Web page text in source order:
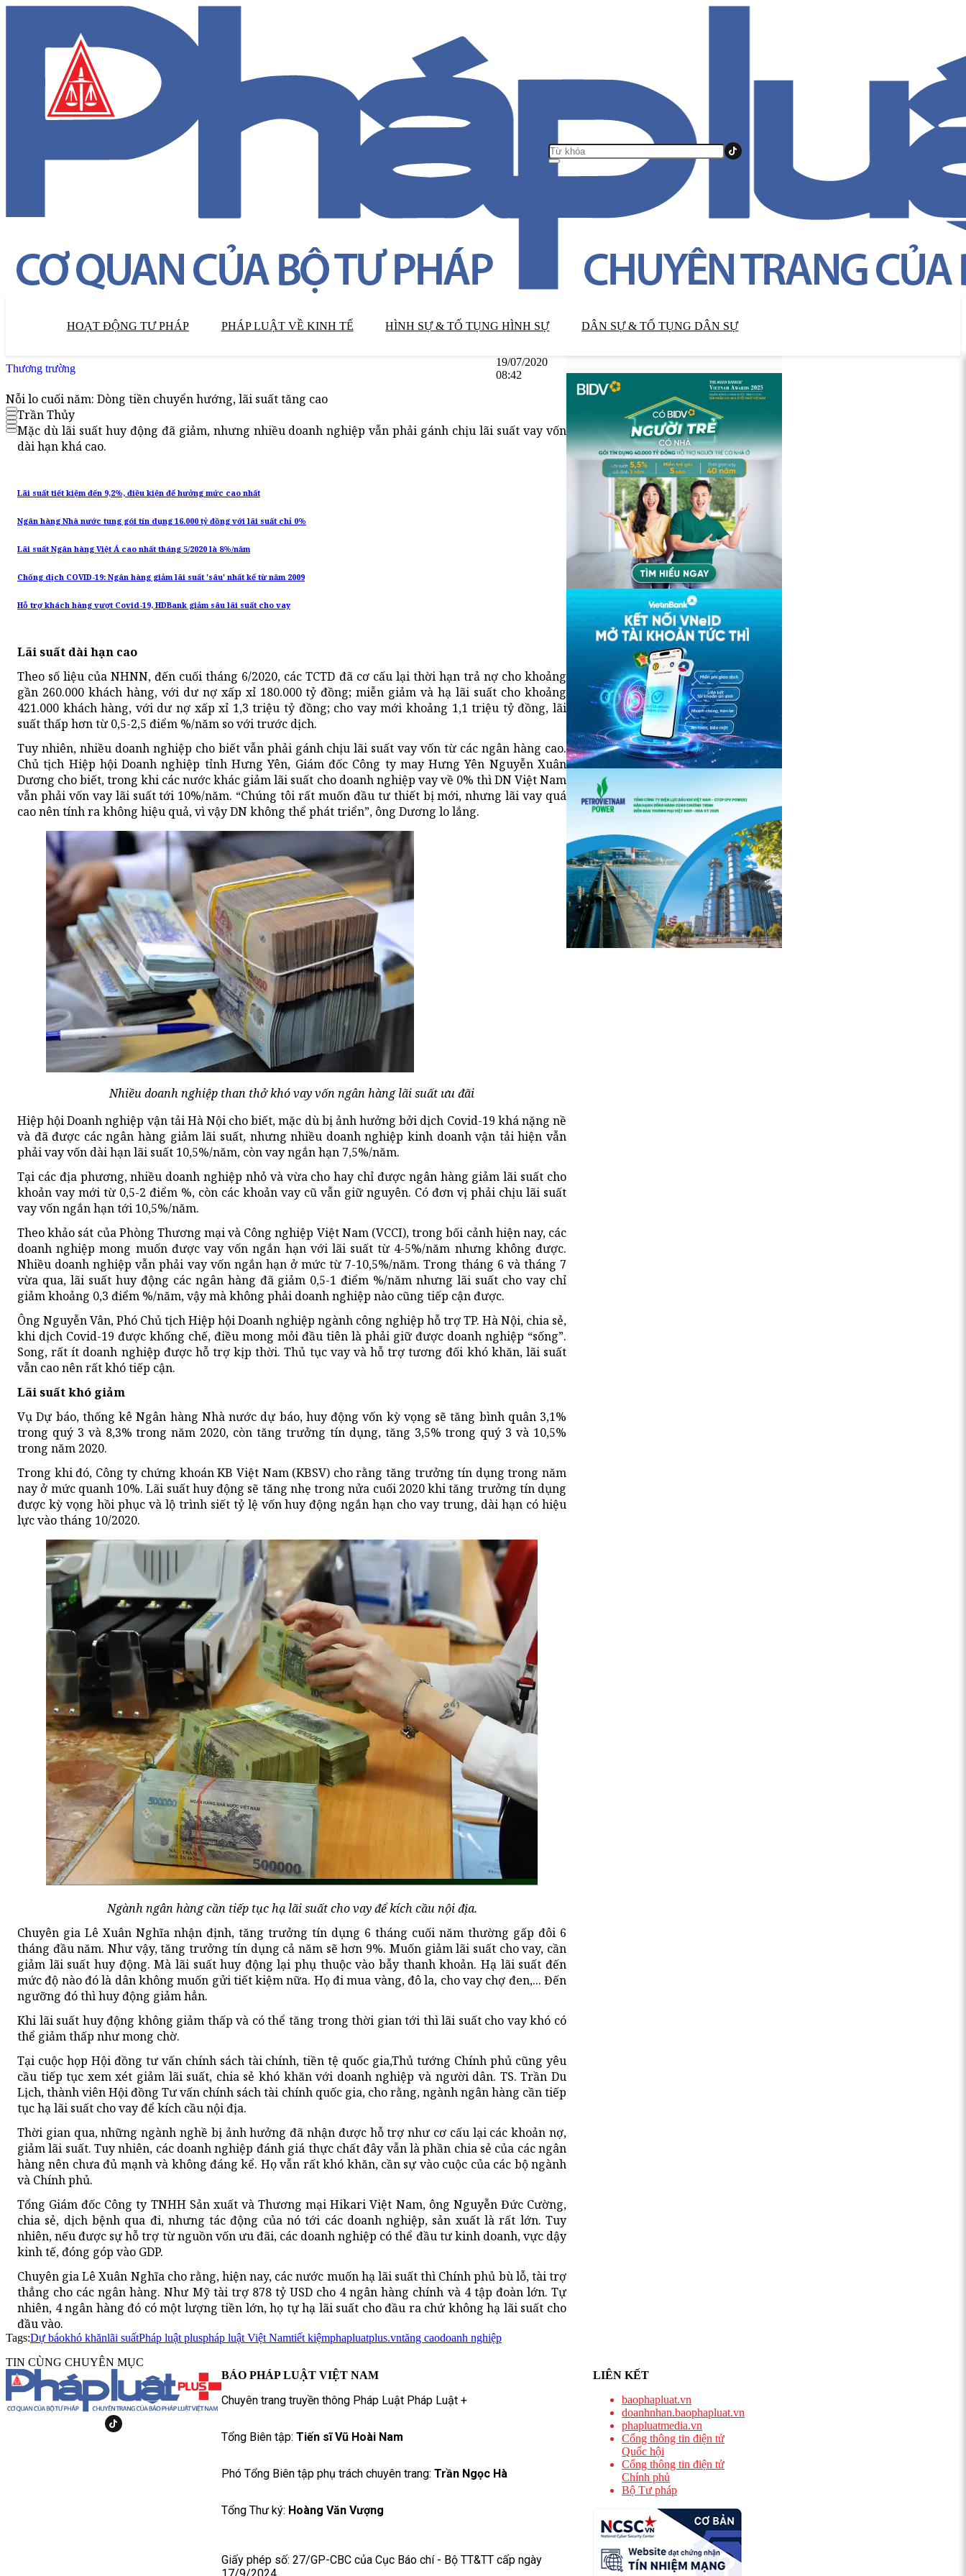
HOẠT ĐỘNG TƯ PHÁP PHÁP LUẬT VỀ KINH TẾ HÌNH SỰ & TỐ TỤNG HÌNH SỰ DÂN SỰ & TỐ TỤNG DÂN SỰ
Thương trường
19/07/2020
08:42
Nỗi lo cuối năm: Dòng tiền chuyển hướng, lãi suất tăng cao
Trần Thủy
Mặc dù lãi suất huy động đã giảm, nhưng nhiều doanh nghiệp vẫn phải gánh chịu lãi suất vay vốn
dài hạn khá cao.
Lãi suất tiết kiệm đến 9,2%, điều kiện để hưởng mức cao nhất
Ngân hàng Nhà nước tung gói tín dụng 16.000 tỷ đồng với lãi suất chỉ 0%
Lãi suất Ngân hàng Việt Á cao nhất tháng 5/2020 là 8%/năm
Chống dịch COVID-19: Ngân hàng giảm lãi suất 'sâu' nhất kể từ năm 2009
Hỗ trợ khách hàng vượt Covid-19, HDBank giảm sâu lãi suất cho vay
Lãi suất dài hạn cao
Theo số liệu của NHNN, đến cuối tháng 6/2020, các TCTD đã cơ cấu lại thời hạn trả nợ cho khoảng
gần 260.000 khách hàng, với dư nợ xấp xỉ 180.000 tỷ đồng; miễn giảm và hạ lãi suất cho khoảng
421.000 khách hàng, với dư nợ xấp xỉ 1,3 triệu tỷ đồng; cho vay mới khoảng 1,1 triệu tỷ đồng, lãi
suất thấp hơn từ 0,5-2,5 điểm %/năm so với trước dịch.
Tuy nhiên, nhiều doanh nghiệp cho biết vẫn phải gánh chịu lãi suất vay vốn từ các ngân hàng cao.
Chủ tịch Hiệp hội Doanh nghiệp tỉnh Hưng Yên, Giám đốc Công ty may Hưng Yên Nguyễn Xuân
Dương cho biết, trong khi các nước khác giảm lãi suất cho doanh nghiệp vay về 0% thì DN Việt Nam
vẫn phải vốn vay lãi suất tới 10%/năm. “Chúng tôi rất muốn đầu tư thiết bị mới, nhưng lãi vay quá
cao nên tính ra không hiệu quả, vì vậy DN không thể phát triển”, ông Dương lo lắng.
Nhiều doanh nghiệp than thở khó vay vốn ngân hàng lãi suất ưu đãi
Hiệp hội Doanh nghiệp vận tải Hà Nội cho biết, mặc dù bị ảnh hưởng bởi dịch Covid-19 khá nặng nề
và đã được các ngân hàng giảm lãi suất, nhưng nhiều doanh nghiệp kinh doanh vận tải hiện vẫn
phải vay vốn dài hạn lãi suất 10,5%/năm, còn vay ngắn hạn 7,5%/năm.
Tại các địa phương, nhiều doanh nghiệp nhỏ và vừa cho hay chỉ được ngân hàng giảm lãi suất cho
khoản vay mới từ 0,5-2 điểm %, còn các khoản vay cũ vẫn giữ nguyên. Có đơn vị phải chịu lãi suất
vay vốn ngắn hạn tới 10,5%/năm.
Theo khảo sát của Phòng Thương mại và Công nghiệp Việt Nam (VCCI), trong bối cảnh hiện nay, các
doanh nghiệp mong muốn được vay vốn ngắn hạn với lãi suất từ 4-5%/năm nhưng không được.
Nhiều doanh nghiệp vẫn phải vay vốn ngắn hạn ở mức từ 7-10,5%/năm. Trong tháng 6 và tháng 7
vừa qua, lãi suất huy động các ngân hàng đã giảm 0,5-1 điểm %/năm nhưng lãi suất cho vay chỉ
giảm khoảng 0,3 điểm %/năm, vậy mà không phải doanh nghiệp nào cũng tiếp cận được.
Ông Nguyễn Vân, Phó Chủ tịch Hiệp hội Doanh nghiệp ngành công nghiệp hỗ trợ TP. Hà Nội, chia sẻ,
khi dịch Covid-19 được khống chế, điều mong mỏi đầu tiên là phải giữ được doanh nghiệp “sống”.
Song, rất ít doanh nghiệp được hỗ trợ kịp thời. Thủ tục vay và hỗ trợ tương đối khó khăn, lãi suất
vẫn cao nên rất khó tiếp cận.
Lãi suất khó giảm
Vụ Dự báo, thống kê Ngân hàng Nhà nước dự báo, huy động vốn kỳ vọng sẽ tăng bình quân 3,1%
trong quý 3 và 8,3% trong năm 2020, còn tăng trưởng tín dụng, tăng 3,5% trong quý 3 và 10,5%
trong năm 2020.
Trong khi đó, Công ty chứng khoán KB Việt Nam (KBSV) cho rằng tăng trưởng tín dụng trong năm
nay ở mức quanh 10%. Lãi suất huy động sẽ tăng nhẹ trong nửa cuối 2020 khi tăng trưởng tín dụng
được kỳ vọng hồi phục và lộ trình siết tỷ lệ vốn huy động ngắn hạn cho vay trung, dài hạn có hiệu
lực vào tháng 10/2020.
Ngành ngân hàng cần tiếp tục hạ lãi suất cho vay để kích cầu nội địa.
Chuyên gia Lê Xuân Nghĩa nhận định, tăng trưởng tín dụng 6 tháng cuối năm thường gấp đôi 6
tháng đầu năm. Như vậy, tăng trưởng tín dụng cả năm sẽ hơn 9%. Muốn giảm lãi suất cho vay, cần
giảm lãi suất huy động. Mà lãi suất huy động lại phụ thuộc vào bẫy thanh khoản. Hạ lãi suất đến
mức độ nào đó là dân không muốn gửi tiết kiệm nữa. Họ đi mua vàng, đô la, cho vay chợ đen,... Đến
ngưỡng đó thì huy động giảm hẳn.
Khi lãi suất huy động không giảm thấp và có thể tăng trong thời gian tới thì lãi suất cho vay khó có
thể giảm thấp như mong chờ.
Tại cuộc họp Hội đồng tư vấn chính sách tài chính, tiền tệ quốc gia,Thủ tướng Chính phủ cũng yêu
cầu tiếp tục xem xét giảm lãi suất, chia sẻ khó khăn với doanh nghiệp và người dân. TS. Trần Du
Lịch, thành viên Hội đồng Tư vấn chính sách tài chính quốc gia, cho rằng, ngành ngân hàng cần tiếp
tục hạ lãi suất cho vay để kích cầu nội địa.
Thời gian qua, những ngành nghề bị ảnh hưởng đã nhận được hỗ trợ như cơ cấu lại các khoản nợ,
giảm lãi suất. Tuy nhiên, các doanh nghiệp đánh giá thực chất đây vẫn là phần chia sẻ của các ngân
hàng nên chưa đủ mạnh và không đáng kể. Họ vẫn rất khó khăn, cần sự vào cuộc của các bộ ngành
và Chính phủ.
Tổng Giám đốc Công ty TNHH Sản xuất và Thương mại Hikari Việt Nam, ông Nguyễn Đức Cường,
chia sẻ, dịch bệnh qua đi, nhưng tác động của nó tới các doanh nghiệp, sản xuất là rất lớn. Tuy
nhiên, nếu được sự hỗ trợ từ nguồn vốn ưu đãi, các doanh nghiệp có thể đầu tư kinh doanh, vực dậy
kinh tế, đóng góp vào GDP.
Chuyên gia Lê Xuân Nghĩa cho rằng, hiện nay, các nước muốn hạ lãi suất thì Chính phủ bù lỗ, tài trợ
thẳng cho các ngân hàng. Như Mỹ tài trợ 878 tỷ USD cho 4 ngân hàng chính và 4 tập đoàn lớn. Tự
nhiên, 4 ngân hàng đó có một lượng tiền lớn, họ tự hạ lãi suất cho đầu ra chứ không hạ lãi suất cho
đầu vào.
Tags:Dự báokhó khănlãi suấtPháp luật pluspháp luật Việt Namtiết kiệmphapluatplus.vntăng caodoanh nghiệp
TIN CÙNG CHUYÊN MỤC
BÁO PHÁP LUẬT VIỆT NAM
Chuyên trang truyền thông Pháp Luật Pháp Luật +
Tổng Biên tập: Tiến sĩ Vũ Hoài Nam
Phó Tổng Biên tập phụ trách chuyên trang: Trần Ngọc Hà
Tổng Thư ký: Hoàng Văn Vượng
Giấy phép số: 27/GP-CBC của Cục Báo chí - Bộ TT&TT cấp ngày
LIÊN KẾT
baophapluat.vn
doanhnhan.baophapluat.vn
phapluatmedia.vn
Cổng thông tin điện tử
Quốc hội
Cổng thông tin điện tử
Chính phủ
Bộ Tư pháp